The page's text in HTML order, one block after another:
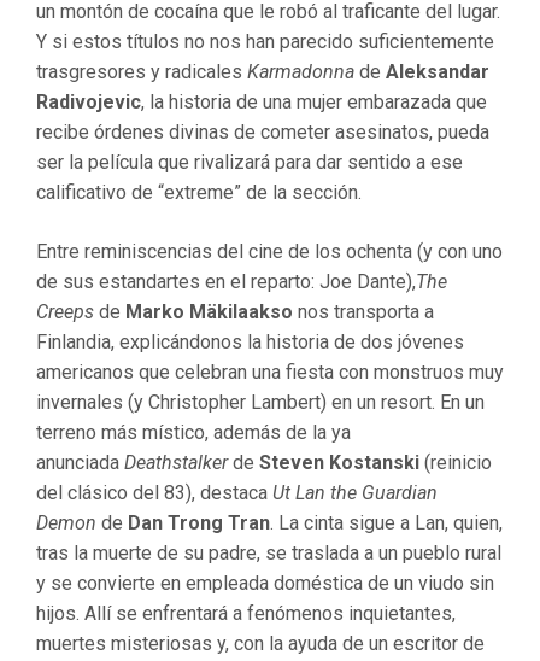
un montón de cocaína que le robó al traficante del lugar.
Y si estos títulos no nos han parecido suficientemente
trasgresores y radicales Karmadonna de Aleksandar
Radivojevic, la historia de una mujer embarazada que
recibe órdenes divinas de cometer asesinatos, pueda
ser la película que rivalizará para dar sentido a ese
calificativo de “extreme” de la sección.
Entre reminiscencias del cine de los ochenta (y con uno
de sus estandartes en el reparto: Joe Dante),The
Creeps de Marko Mäkilaakso nos transporta a
Finlandia, explicándonos la historia de dos jóvenes
americanos que celebran una fiesta con monstruos muy
invernales (y Christopher Lambert) en un resort. En un
terreno más místico, además de la ya
anunciada Deathstalkerde Steven Kostanski (reinicio
del clásico del 83), destaca Ut Lan the Guardian
Demon de Dan Trong Tran. La cinta sigue a Lan, quien,
tras la muerte de su padre, se traslada a un pueblo rural
y se convierte en empleada doméstica de un viudo sin
hijos. Allí se enfrentará a fenómenos inquietantes,
muertes misteriosas y, con la ayuda de un escritor de